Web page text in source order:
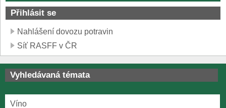
Přihlásit se
Nahlášení dovozu potravin
Síť RASFF v ČR
Vyhledávaná témata
Víno